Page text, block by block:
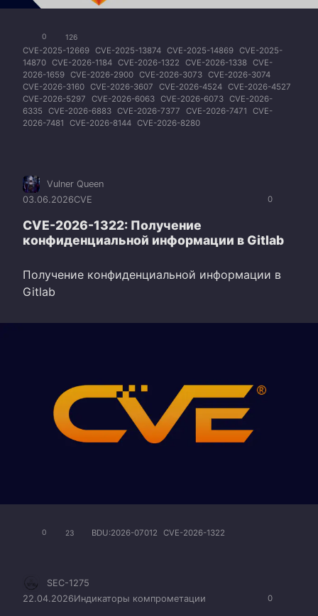
0 126
CVE-2025-12669 CVE-2025-13874 CVE-2025-14869 CVE-2025-
14870 CVE-2026-1184 CVE-2026-1322 CVE-2026-1338 CVE-
2026-1659 CVE-2026-2900 CVE-2026-3073 CVE-2026-3074
CVE-2026-3160 CVE-2026-3607 CVE-2026-4524 CVE-2026-4527
CVE-2026-5297
CVE-2026-6063 CVE-2026-6073 CVE-2026-
6335
CVE-2026-6883 CVE-2026-7377 CVE-2026-7471
CVE-
2026-7481
CVE-2026-8144 CVE-2026-8280
0
Vulner Queen
03.06.2026CVE
CVE-2026-1322: Получение
конфиденциальной информации в Gitlab
Получение конфиденциальной информации в
Gitlab
0 23 BDU:2026-07012 CVE-2026-1322
0
SEC-1275
22.04.2026Индикаторы компрометации